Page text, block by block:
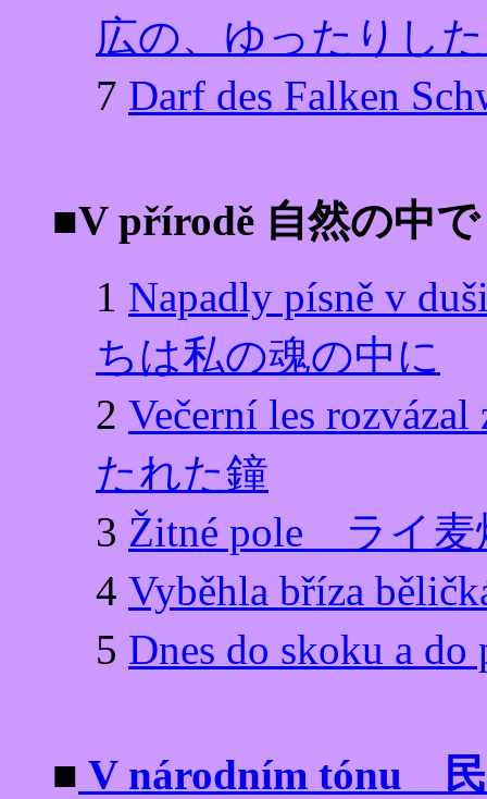
広の、ゆったりし
7 Darf des Falken
■V přírodě 自然の中で
1 Napadly písně v
ちは私の魂の中に
2 Večerní les
たれた鐘
3 Žitné pole ライ麦
4 Vyběhla bříza
5 Dnes do skoku a
■ V národním tónu